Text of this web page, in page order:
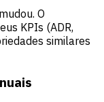
O
KPIs (ADR,
similares